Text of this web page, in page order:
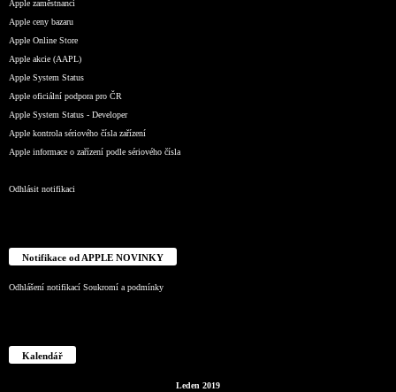
Apple zaměstnanci
Apple ceny bazaru
Apple Online Store
Apple akcie (AAPL)
Apple System Status
Apple oficiální podpora pro ČR
Apple System Status - Developer
Apple kontrola sériového čísla zařízení
Apple informace o zařízení podle sériového čísla
Odhlásit notifikaci
Notifikace od APPLE NOVINKY
Odhlášení notifikací Soukromí a podmínky
Kalendář
Leden 2019